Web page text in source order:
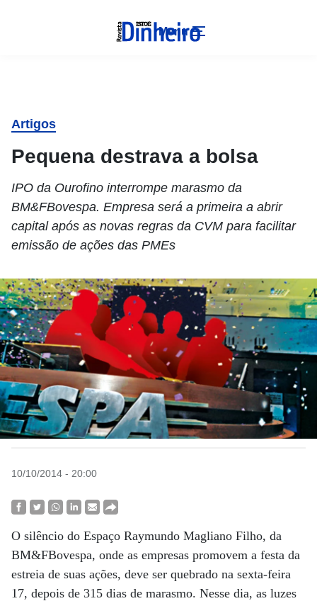
Menu
Artigos
Pequena destrava a bolsa
IPO da Ourofino interrompe marasmo da
BM&FBovespa. Empresa será a primeira a abrir
capital após as novas regras da CVM para facilitar
emissão de ações das PMEs
10/10/2014 - 20:00
O silêncio do Espaço Raymundo Magliano Filho, da
BM&FBovespa, onde as empresas promovem a festa da
estreia de suas ações, deve ser quebrado na sexta-feira
17, depois de 315 dias de marasmo. Nesse dia, as luzes